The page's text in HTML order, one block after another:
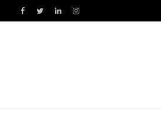
Facebook
TwitterLinkedInInstagram